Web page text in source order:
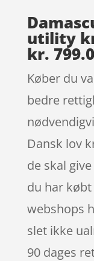
utility
kr.
Køber du
bedre
Dansk lov
de skal
du har
webshops
slet ikke
90 dages